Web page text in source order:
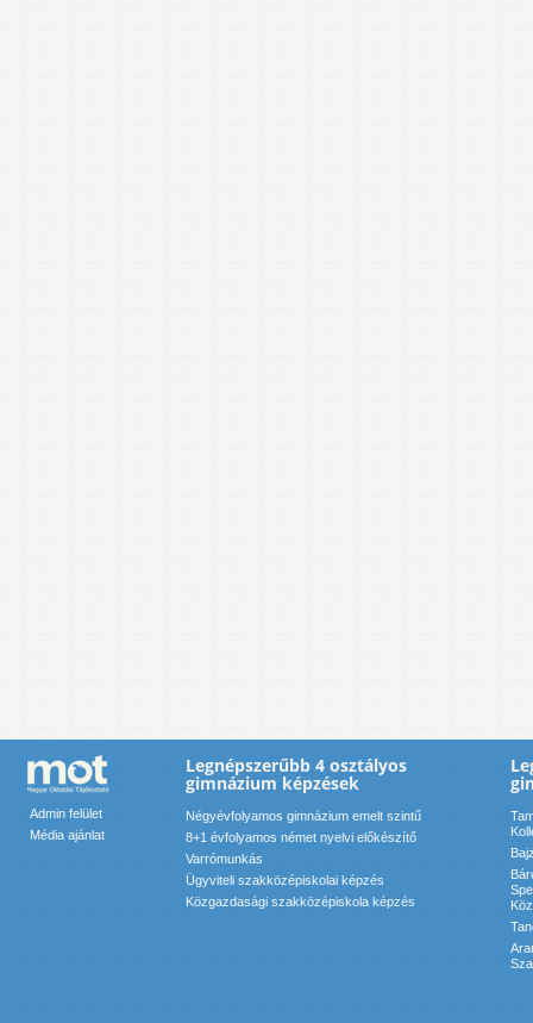
Admin felület
Média ajánlat
Legnépszerűbb 4 osztályos
gimnázium képzések
Négyévfolyamos gimnázium emelt szintű
8+1 évfolyamos német nyelvi előkészítő
Varrómunkás
Ügyviteli szakközépiskolai képzés
Közgazdasági szakközépiskola képzés